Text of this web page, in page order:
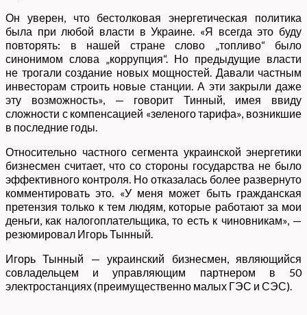
Он уверен, что бестолковая энергетическая политика
была при любой власти в Украине. «Я всегда это буду
повторять: в нашей стране слово „топливо“ было
синонимом слова „коррупция“. Но предыдущие власти
не трогали создание новых мощностей. Давали частным
инвесторам строить новые станции. А эти закрыли даже
эту возможность», — говорит Тинный, имея ввиду
сложности с компенсацией «зеленого тарифа», возникшие
в последние годы.
Относительно частного сегмента украинской энергетики
бизнесмен считает, что со стороны государства не было
эффективного контроля. Но отказалась более развернуто
комментировать это. «У меня может быть гражданская
претензия только к тем людям, которые работают за мои
деньги, как налогоплательщика, то есть к чиновникам», —
резюмировал Игорь Тынный.
Игорь Тынный — украинский бизнесмен, являющийся
совладельцем и управляющим партнером в 50
электростанциях (преимущественно малых ГЭС и СЭС).